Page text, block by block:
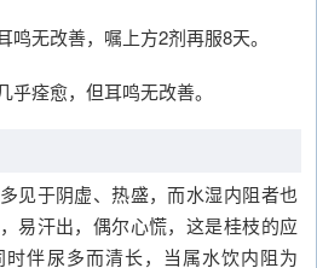
无改善，嘱上方2剂再服8天。
痊愈，但耳鸣无改善。
见于阴虚、热盛，而水湿内阻者也
易汗出，偶尔心慌，这是桂枝的应
伴尿多而清长，当属水饮内阻为